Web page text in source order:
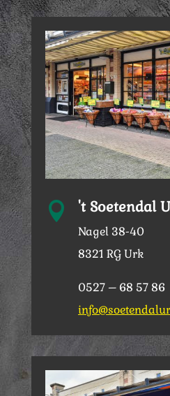
 't Soetendal
Nagel 38-40
8321 RG Urk
0527 – 68 57 86